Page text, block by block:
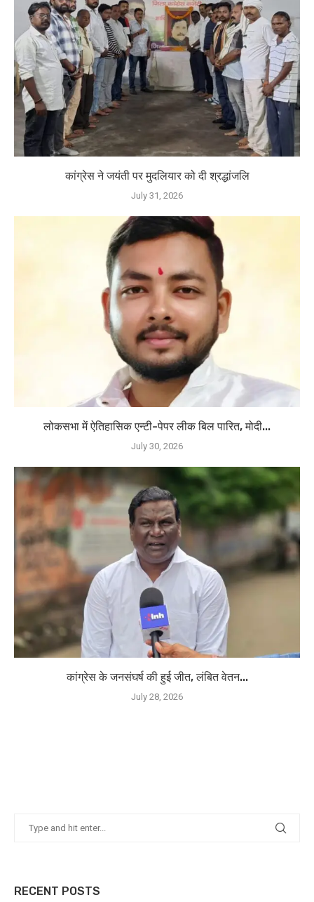
कांग्रेस ने जयंती पर मुदलियार को दी श्रद्धांजलि
July 31, 2026
लोकसभा में ऐतिहासिक एन्टी-पेपर लीक बिल पारित, मोदी...
July 30, 2026
कांग्रेस के जनसंघर्ष की हुई जीत, लंबित वेतन...
July 28, 2026
RECENT POSTS